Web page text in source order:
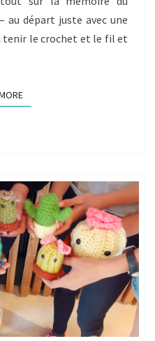
au départ juste avec une
tenir le crochet et le fil et
READ MORE